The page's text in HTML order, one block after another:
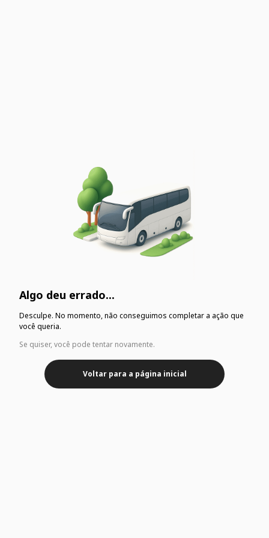
Algo deu errado...
Desculpe. No momento, não conseguimos completar a ação que
você queria.
Se quiser, você pode tentar novamente.
Voltar para a página inicial